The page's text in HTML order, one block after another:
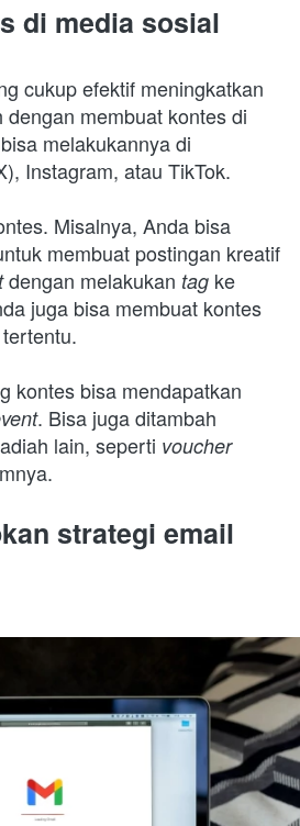
di media sosial
dengan membuat kontes di
melakukannya di
Instagram, atau TikTok.
Misalnya, Anda bisa
membuat postingan kreatif
dengan melakukan tag ke
juga bisa membuat kontes
kontes bisa mendapatkan
. Bisa juga ditambah
lain, seperti
voucher
strategi email